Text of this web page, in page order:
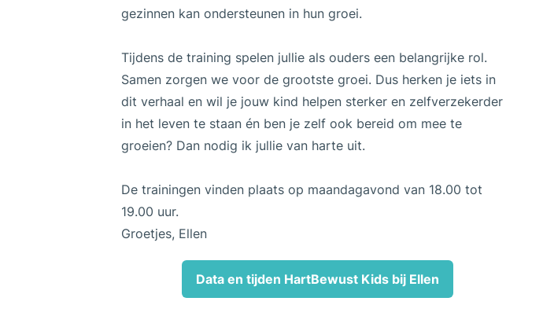
gezinnen kan ondersteunen in hun groei.
Tijdens de training spelen jullie als ouders een belangrijke rol.
Samen zorgen we voor de grootste groei. Dus herken je iets in
dit verhaal en wil je jouw kind helpen sterker en zelfverzekerder
in het leven te staan én ben je zelf ook bereid om mee te
groeien? Dan nodig ik jullie van harte uit.
De trainingen vinden plaats op maandagavond van 18.00 tot
19.00 uur.
Groetjes, Ellen
Data en tijden HartBewust Kids bij Ellen